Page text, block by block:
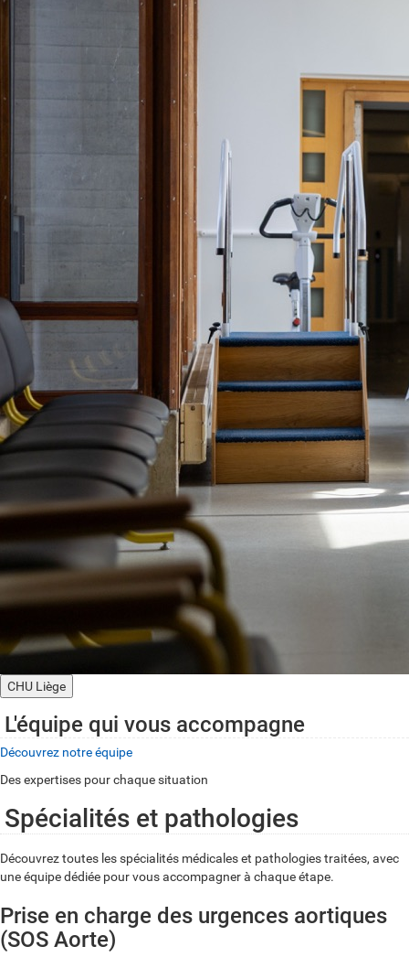
CHU Liège
L'équipe qui vous accompagne
Découvrez notre équipe
Des expertises pour chaque situation
Spécialités et pathologies
Découvrez toutes les spécialités médicales et pathologies traitées, avec
une équipe dédiée pour vous accompagner à chaque étape.
Prise en charge des urgences aortiques
(SOS Aorte)